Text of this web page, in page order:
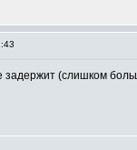
(слишком